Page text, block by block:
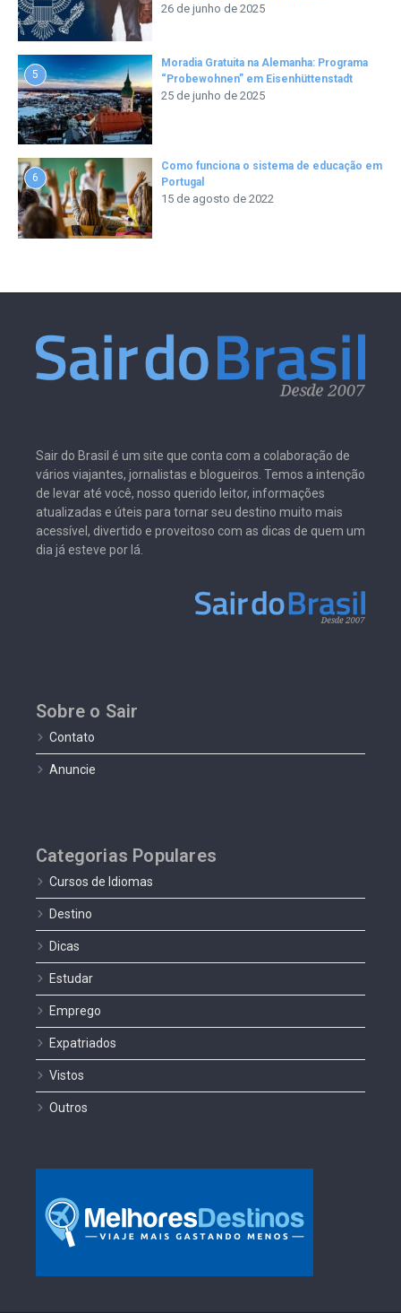
26 de junho de 2025
5
Moradia Gratuita na Alemanha: Programa
“Probewohnen” em Eisenhüttenstadt
25 de junho de 2025
6
Como funciona o sistema de educação em
Portugal
15 de agosto de 2022
Sair do Brasil é um site que conta com a colaboração de
vários viajantes, jornalistas e blogueiros. Temos a intenção
de levar até você, nosso querido leitor, informações
atualizadas e úteis para tornar seu destino muito mais
acessível, divertido e proveitoso com as dicas de quem um
dia já esteve por lá.
Sobre o Sair
Contato
Anuncie
Categorias Populares
Cursos de Idiomas
Destino
Dicas
Estudar
Emprego
Expatriados
Vistos
Outros